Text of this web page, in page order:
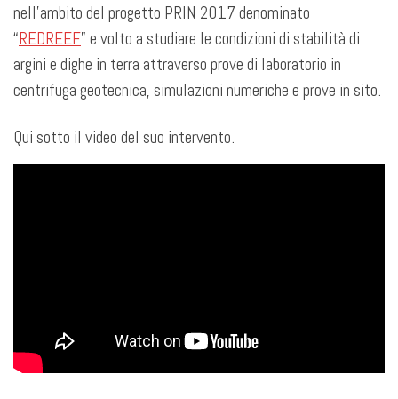
nell’ambito del progetto PRIN 2017 denominato
“REDREEF” e volto a studiare le condizioni di stabilità di
argini e dighe in terra attraverso prove di laboratorio in
centrifuga geotecnica, simulazioni numeriche e prove in sito.
Qui sotto il video del suo intervento.